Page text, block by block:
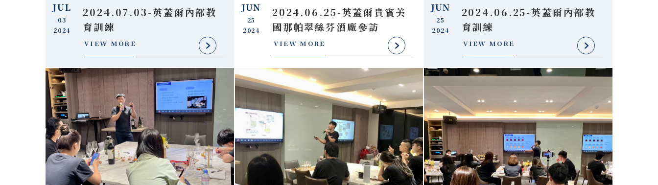
JUL
03
2024
2024.07.03-英蓋爾內部教
育訓練
VIEW MORE
JUN
25
2024
2024.06.25-英蓋爾貴賓美
國那帕翠絲芬酒廠參訪
VIEW MORE
JUN
25
2024
2024.06.25-英蓋爾內部教
育訓練
VIEW MORE